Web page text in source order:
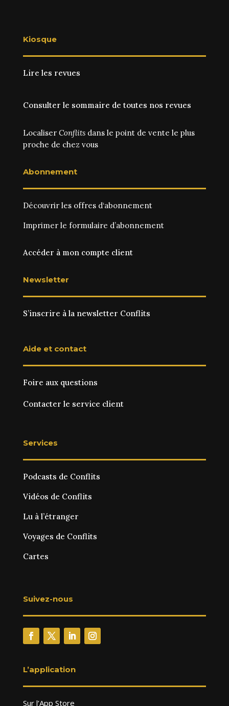
Kiosque
Lire les revues
Consulter le sommaire de toutes nos revues
Localiser Conflitsdans le point de vente le plus
proche de chez vous
Abonnement
Découvrir les offres d‘abonnement
Imprimer le formulaire d’abonnement
Accéder à mon compte client
Newsletter
S’inscrire à la newsletter Conflits
Aide et contact
Foire aux questions
Contacter le service client
Services
Podcasts de Conflits
Vidéos de Conflits
Lu à l’étranger
Voyages de Conflits
Cartes
Suivez-nous
L’application
Sur l’App Store